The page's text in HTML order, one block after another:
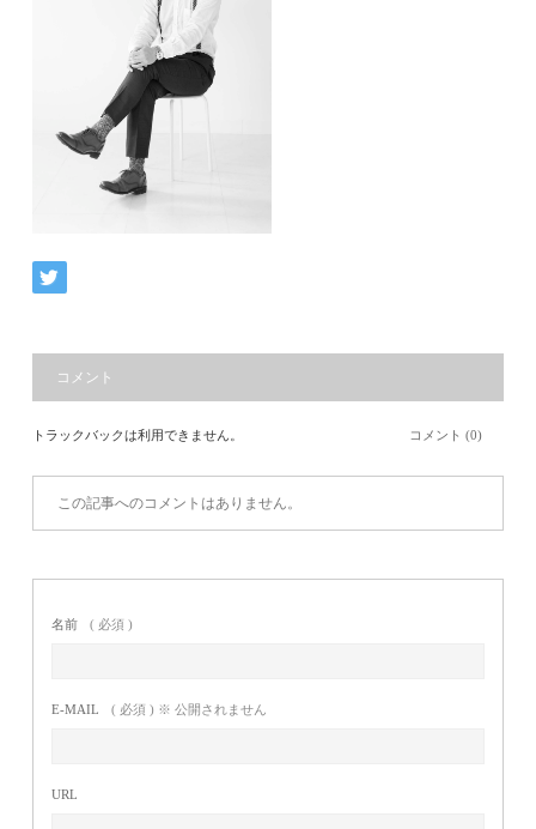
コメント
トラックバックは利用できません。 コメント (0)
この記事へのコメントはありません。
名前 ( 必須 )
E-MAIL ( 必須 ) ※ 公開されません
URL